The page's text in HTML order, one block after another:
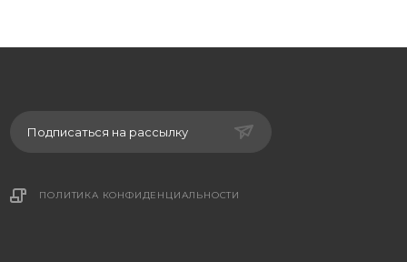
Подписаться на рассылку
ПОЛИТИКА КОНФИДЕНЦИАЛЬНОСТИ